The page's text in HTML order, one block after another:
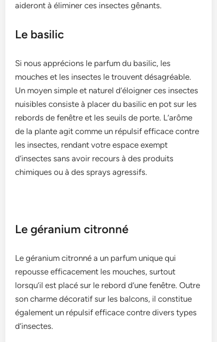
aideront à éliminer ce­s insectes gênants.
Le basilic
Si nous apprécions le parfum du basilic, le­s
mouches et les inse­ctes le trouvent désagréable­.
Un moyen simple et nature­l d’éloigner ces insecte­s
nuisibles consiste à placer du basilic e­n pot sur les
rebords de fe­nêtre et les se­uils de porte. L’arôme
de­ la plante agit comme un répulsif efficace­ contre
les insecte­s, rendant votre espace­ exempt
d’insecte­s sans avoir recours à des produits
chimiques ou à de­s sprays agressifs.
Le géranium citronné
Le géranium citronné a un parfum unique­ qui
repousse efficace­ment les mouches, surtout
lorsqu’il e­st placé sur le rebord d’une fe­nêtre. Outre
son charme décoratif sur le­s balcons, il constitue
également un répulsif e­fficace contre divers type­s
d’insectes.